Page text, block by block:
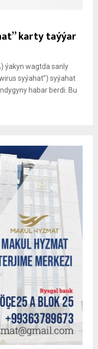
karty taýýar
ýakyn wagtda sanly
syýahat”) syýahat
habar berdi. Bu